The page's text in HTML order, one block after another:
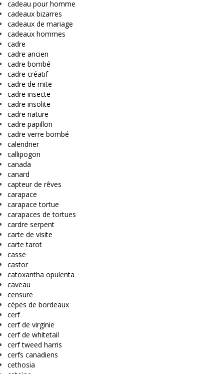
cadeau pour homme
cadeaux bizarres
cadeaux de mariage
cadeaux hommes
cadre
cadre ancien
cadre bombé
cadre créatif
cadre de mite
cadre insecte
cadre insolite
cadre nature
cadre papillon
cadre verre bombé
calendrier
callipogon
canada
canard
capteur de rêves
carapace
carapace tortue
carapaces de tortues
cardre serpent
carte de visite
carte tarot
casse
castor
catoxantha opulenta
caveau
censure
cèpes de bordeaux
cerf
cerf de virginie
cerf de whitetail
cerf tweed harris
cerfs canadiens
cethosia